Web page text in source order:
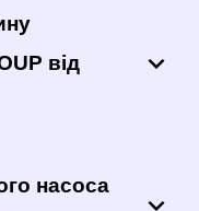
від
насоса